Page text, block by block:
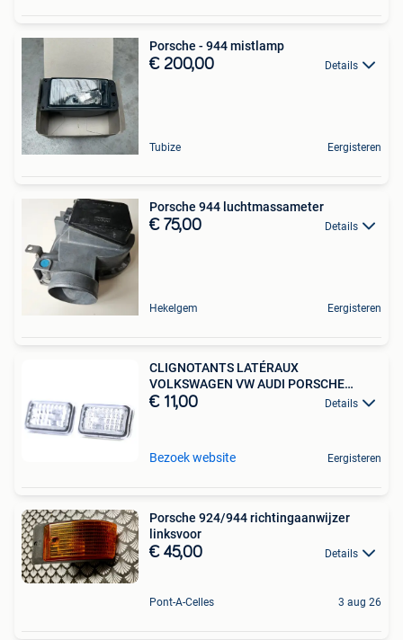
Porsche - 944 mistlamp
€ 200,00 Details
Tubize Eergisteren
Porsche 944 luchtmassameter
€ 75,00 Details
Hekelgem Eergisteren
CLIGNOTANTS LATÉRAUX
VOLKSWAGEN VW AUDI PORSCHE
CHROMÉ
€ 11,00 Details
Bezoek website Eergisteren
Porsche 924/944 richtingaanwijzer
linksvoor
€ 45,00 Details
Pont-A-Celles 3 aug 26